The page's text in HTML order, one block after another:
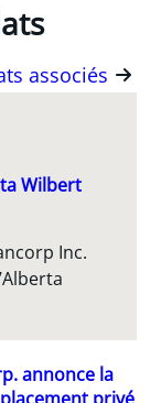
associés
Wilbert
Inc.
annonce la
privé